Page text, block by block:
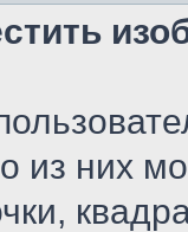
из них